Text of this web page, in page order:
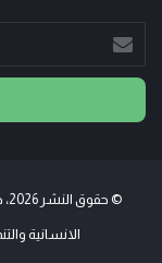
أدخل
بريدك
الإلكتروني
© حقوق النشر 2026، جميع الحقوق محفوظة |
الانسانية